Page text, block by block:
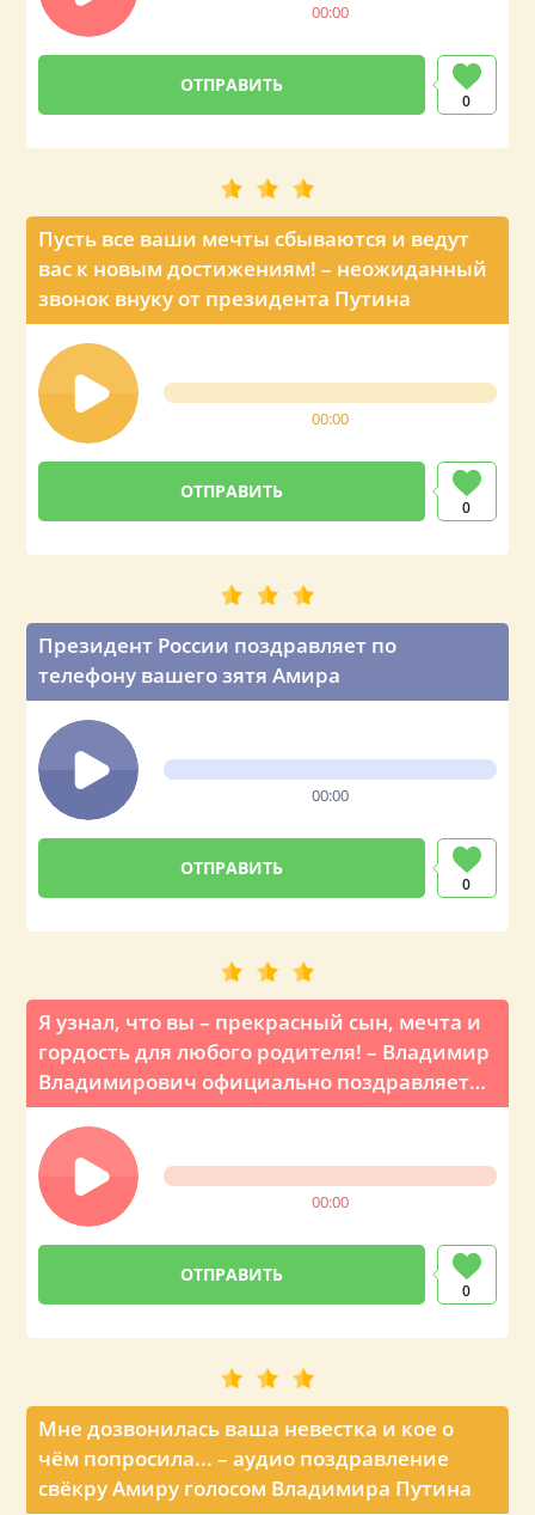
00:00
0
Пусть все ваши мечты сбываются и ведут
вас к новым достижениям! – неожиданный
звонок внуку от президента Путина
00:00
0
Президент России поздравляет по
телефону вашего зятя Амира
00:00
0
Я узнал, что вы – прекрасный сын, мечта и
гордость для любого родителя! – Владимир
Владимирович официально поздравляет
по телефону
00:00
0
Мне дозвонилась ваша невестка и кое о
чём попросила... – аудио поздравление
свёкру Амиру голосом Владимира Путина